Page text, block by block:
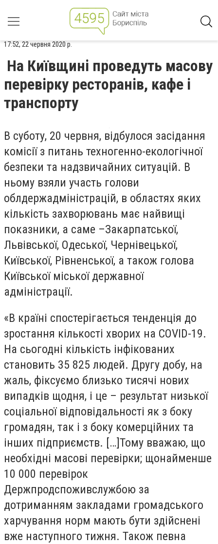
17:52, 22 червня 2020 р.
На Київщині проведуть масову
перевірку ресторанів, кафе і
транспорту
В суботу, 20 червня, відбулося засідання
комісії з питань техногенно-екологічної
безпеки та надзвичайних ситуацій. В
ньому взяли участь голови
облдержадміністрацій, в областях яких
кількість захворювань має найвищі
показники, а саме –Закарпатської,
Львівської, Одеської, Чернівецької,
Київської, Рівненської, а також голова
Київської міської державної
адміністрації.
«В країні спостерігається тенденція до
зростання кількості хворих на COVID-19.
На сьогодні кількість інфікованих
становить 35 825 людей. Другу добу, на
жаль, фіксуємо близько тисячі нових
випадків щодня, і це – результат низької
соціальної відповідальності як з боку
громадян, так і з боку комерційних та
інших підприємств. […]Тому вважаю, що
необхідні масові перевірки; щонайменше
10 000 перевірок
Держпродспоживслужбою за
дотриманням закладами громадського
харчування норм мають бути здійснені
вже наступного тижня. Також певна